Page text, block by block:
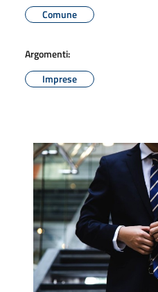
Comune
Argomenti:
Imprese